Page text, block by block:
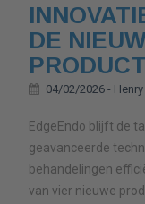
DE
04/02/2026 -
EdgeEndo blijft de
geavanceerde
behandelingen
van vier nieuwe